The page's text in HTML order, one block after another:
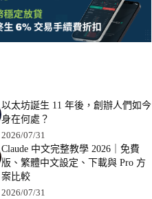
以太坊誕生 11 年後，創辦人們如今
身在何處？
2026/07/31
Claude 中文完整教學 2026｜免費
版、繁體中文設定、下載與 Pro 方
案比較
2026/07/31